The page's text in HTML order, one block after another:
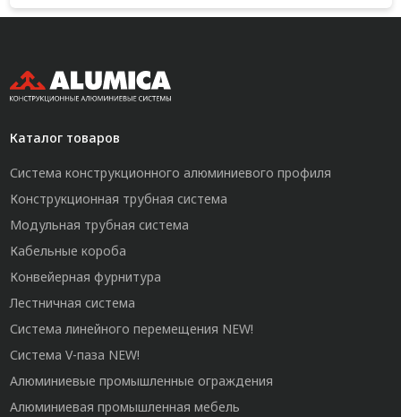
Каталог товаров
Система конструкционного алюминиевого профиля
Конструкционная трубная система
Модульная трубная система
Кабельные короба
Конвейерная фурнитура
Лестничная система
Система линейного перемещения NEW!
Система V-паза NEW!
Алюминиевые промышленные ограждения
Алюминиевая промышленная мебель